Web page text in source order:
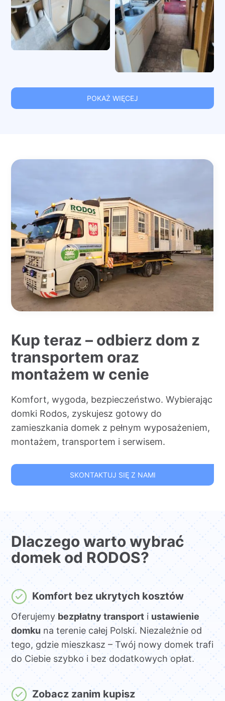
POKAŻ WIĘCEJ
Kup teraz – odbierz dom z
transportem oraz
montażem w cenie
Komfort, wygoda, bezpieczeństwo. Wybierając
domki Rodos, zyskujesz gotowy do
zamieszkania domek z pełnym wyposażeniem,
montażem, transportem i serwisem.
SKONTAKTUJ SIĘ Z NAMI
Dlaczego warto wybrać
domek od RODOS?
Komfort bez ukrytych kosztów
Oferujemybezpłatny transporti ustawienie
domkuna terenie całej Polski. Niezależnie od
tego, gdzie mieszkasz – Twój nowy domek trafi
do Ciebie szybko i bez dodatkowych opłat.
Zobacz zanim kupisz